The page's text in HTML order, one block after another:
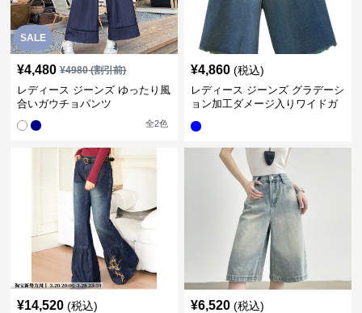
SALE
¥4,480 ¥4980(割引前)
レディース ジーンズ ゆったり風
合いガウチョパンツ
全2色
¥4,860 (税込)
レディース ジーンズ グラデーシ
ョン加工ダメージ入りワイドガ
¥14,520 (税込) ¥6,520 (税込)